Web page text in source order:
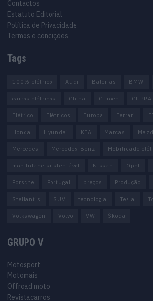
Contactos
Estatuto Editorial
Política de Privacidade
Termos e condições
Tags
100% elétrico Audi Baterias BMW
carros elétricos China Citröen CUPRA
Elétrico Elétricos Europa Ferrari
Honda Hyundai KIA Marcas
Mercedes Mercedes-Benz Mobilidade
mobilidade sustentável Nissan Opel
Porsche Portugal preços Produção
Stellantis SUV tecnologia Tesla
Volkswagen Volvo VW Škoda
GRUPO V
Motosport
Motomais
Offroad moto
Revistacarros